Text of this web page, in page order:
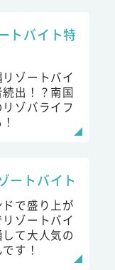
トバイト特
ゾートバイ
続出！？南国
ゾバライフ
ートバイト
で盛り上が
ゾートバイ
して大人気の
す！